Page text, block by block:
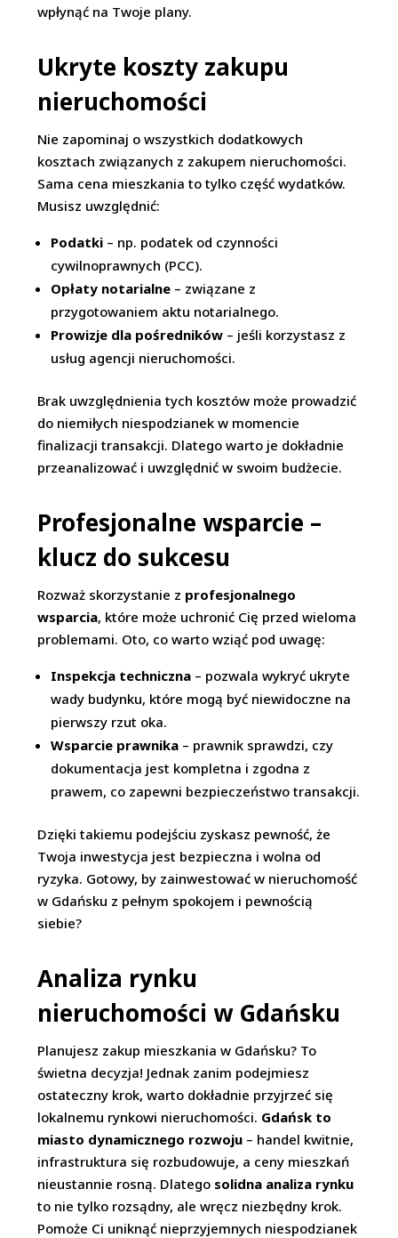
wpłynąć na Twoje plany.
Ukryte koszty zakupu
nieruchomości
Nie zapominaj o wszystkich dodatkowych
kosztach związanych z zakupem nieruchomości.
Sama cena mieszkania to tylko część wydatków.
Musisz uwzględnić:
Podatki – np. podatek od czynności
cywilnoprawnych (PCC).
Opłaty notarialne – związane z
przygotowaniem aktu notarialnego.
Prowizje dla pośredników – jeśli korzystasz z
usług agencji nieruchomości.
Brak uwzględnienia tych kosztów może prowadzić
do niemiłych niespodzianek w momencie
finalizacji transakcji. Dlatego warto je dokładnie
przeanalizować i uwzględnić w swoim budżecie.
Profesjonalne wsparcie –
klucz do sukcesu
Rozważ skorzystanie z profesjonalnego
wsparcia, które może uchronić Cię przed wieloma
problemami. Oto, co warto wziąć pod uwagę:
Inspekcja techniczna – pozwala wykryć ukryte
wady budynku, które mogą być niewidoczne na
pierwszy rzut oka.
Wsparcie prawnika – prawnik sprawdzi, czy
dokumentacja jest kompletna i zgodna z
prawem, co zapewni bezpieczeństwo transakcji.
Dzięki takiemu podejściu zyskasz pewność, że
Twoja inwestycja jest bezpieczna i wolna od
ryzyka. Gotowy, by zainwestować w nieruchomość
w Gdańsku z pełnym spokojem i pewnością
siebie?
Analiza rynku
nieruchomości w Gdańsku
Planujesz zakup mieszkania w Gdańsku? To
świetna decyzja! Jednak zanim podejmiesz
ostateczny krok, warto dokładnie przyjrzeć się
lokalnemu rynkowi nieruchomości. Gdańsk to
miasto dynamicznego rozwoju – handel kwitnie,
infrastruktura się rozbudowuje, a ceny mieszkań
nieustannie rosną. Dlatego solidna analiza rynku
to nie tylko rozsądny, ale wręcz niezbędny krok.
Pomoże Ci uniknąć nieprzyjemnych niespodzianek